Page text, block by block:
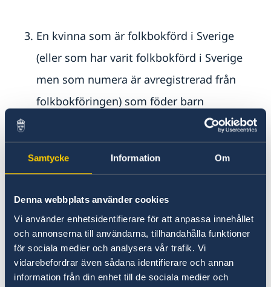
Samtycke Information Om
Denna webbplats använder cookies
Vi använder enhetsidentifierare för att anpassa innehållet
och annonserna till användarna, tillhandahålla funktioner
för sociala medier och analysera vår trafik. Vi
vidarebefordrar även sådana identifierare och annan
information från din enhet till de sociala medier och
En kvinna som är folkbokförd i Sverige
(eller som har varit folkbokförd i Sverige
men som numera är avregistrerad från
folkbokföringen) som föder barn
utomlands måste kunna styrka att det är
hon som fött barnet. För att styrka
relationen mor/barn är det inte tillräckligt
förlossningsjournal eller dylikt, där det
framgår att det är kvinnan som har fött
barnet.